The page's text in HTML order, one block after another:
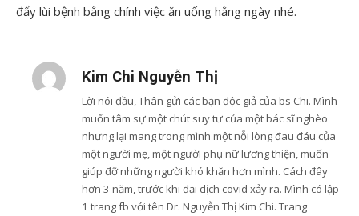
đẩy lùi bệnh bằng chính việc ăn uống hằng ngày nhé.
Kim Chi Nguyễn Thị
Lời nói đầu, Thân gửi các bạn độc giả của bs Chi. Mình
muốn tâm sự một chút suy tư của một bác sĩ nghèo
nhưng lại mang trong mình một nỗi lòng đau đáu của
một người mẹ, một người phụ nữ lương thiện, muốn
giúp đỡ những người khó khăn hơn mình. Cách đây
hơn 3 năm, trước khi đại dịch covid xảy ra. Mình có lập
1 trang fb với tên Dr. Nguyễn Thị Kim Chi. Trang